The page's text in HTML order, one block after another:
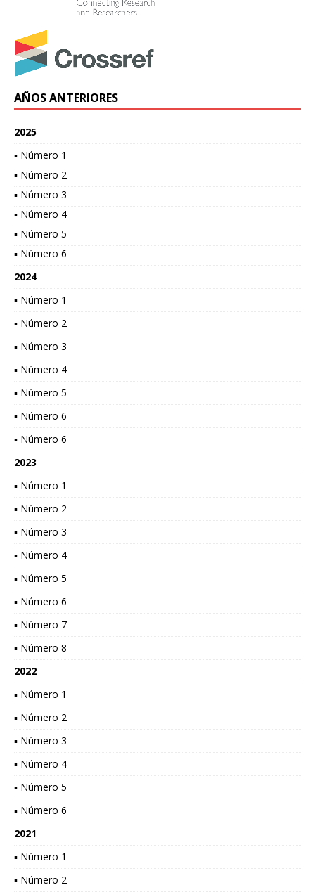
AÑOS ANTERIORES
2025
▪ Número 1
▪ Número 2
▪ Número 3
▪ Número 4
▪ Número 5
▪ Número 6
2024
▪ Número 1
▪ Número 2
▪ Número 3
▪ Número 4
▪ Número 5
▪ Número 6
▪ Número 6
2023
▪ Número 1
▪ Número 2
▪ Número 3
▪ Número 4
▪ Número 5
▪ Número 6
▪ Número 7
▪ Número 8
2022
▪ Número 1
▪ Número 2
▪ Número 3
▪ Número 4
▪ Número 5
▪ Número 6
2021
▪ Número 1
▪ Número 2